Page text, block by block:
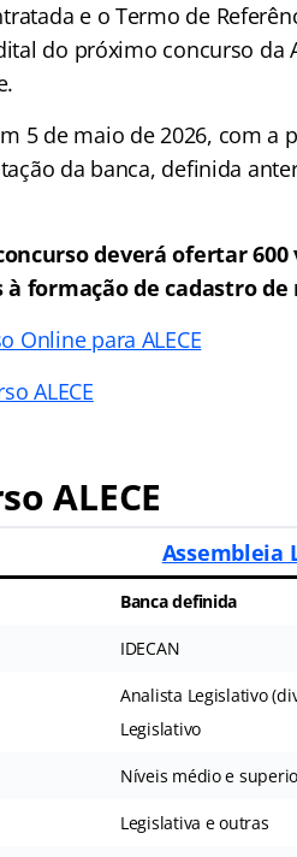
e o Termo de
do próximo concurso da
5 de maio de 2026, com a
da banca, definida
deverá ofertar 600
formação de cadastro de
Online para ALECE
ALECE
ALECE
Assembleia
Banca definida
IDECAN
Analista Legislativo
Legislativo
Níveis médio e
Legislativa e outras